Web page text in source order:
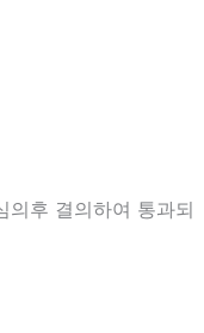
의후 결의하여 통과되